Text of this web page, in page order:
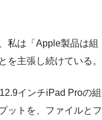
私は「Apple製品は組
を主張し続けている。
インチiPad Proの組
ットを、ファイルとフ